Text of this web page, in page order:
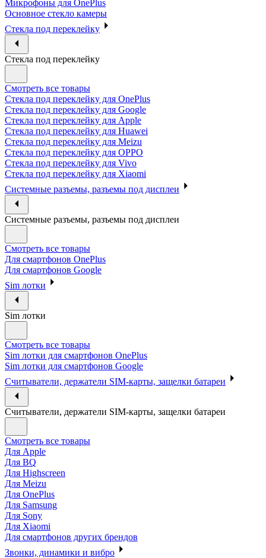
Микрофоны для OnePlus
Основное стекло камеры
Стекла под переклейку
Стекла под переклейку
Смотреть все товары
Стекла под переклейку для OnePlus
Стекла под переклейку для Google
Стекла под переклейку для Apple
Стекла под переклейку для Huawei
Стекла под переклейку для Meizu
Стекла под переклейку для OPPO
Стекла под переклейку для Vivo
Стекла под переклейку для Xiaomi
Системные разъемы, разъемы под дисплеи
Системные разъемы, разъемы под дисплеи
Смотреть все товары
Для смартфонов OnePlus
Для смартфонов Google
Sim лотки
Sim лотки
Смотреть все товары
Sim лотки для смартфонов OnePlus
Sim лотки для смартфонов Google
Считыватели, держатели SIM-карты, защелки батареи
Считыватели, держатели SIM-карты, защелки батареи
Смотреть все товары
Для Apple
Для BQ
Для Highscreen
Для Meizu
Для OnePlus
Для Samsung
Для Sony
Для Xiaomi
Для смартфонов других брендов
Звонки, динамики и вибро